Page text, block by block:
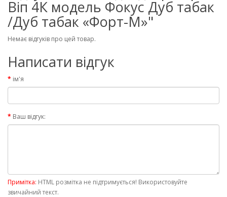
Віп 4К модель Фокус Дуб табак
/Дуб табак «Форт-М»"
Немає відгуків про цей товар.
Написати відгук
ім'я
Ваш відгук:
Примітка: HTML розмітка не підтримується! Використовуйте
звичайний текст.